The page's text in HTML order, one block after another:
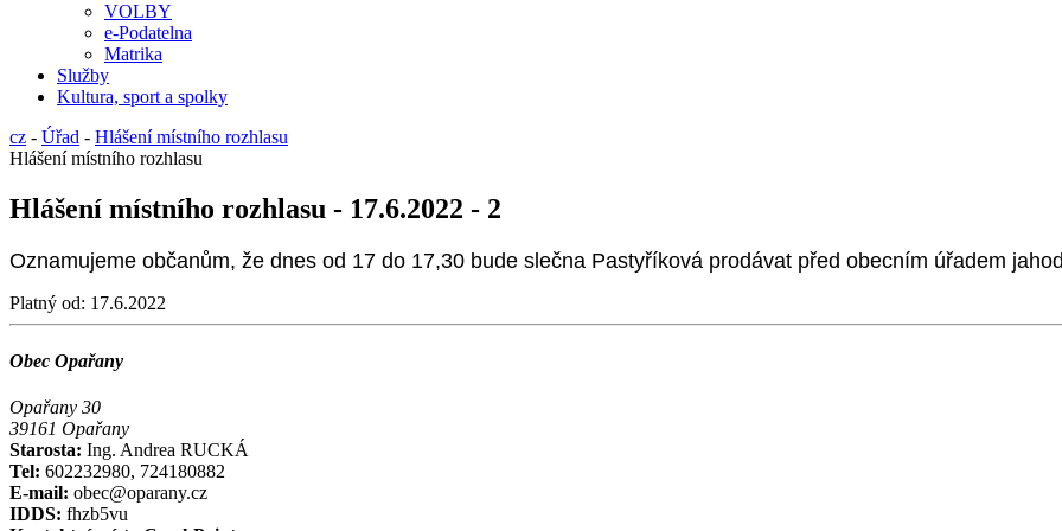
VOLBY
e-Podatelna
Matrika
Služby
Kultura, sport a spolky
cz - Úřad - Hlášení místního rozhlasu
Hlášení místního rozhlasu
Hlášení místního rozhlasu - 17.6.2022 - 2
Oznamujeme občanům, že dnes od 17 do 17,30 bude slečna Pastyříková prodávat před obecním úřadem
Platný od: 17.6.2022
Obec Opařany
Opařany 30
39161 Opařany
Starosta: Ing. Andrea RUCKÁ
Tel: 602232980, 724180882
E-mail: obec@oparany.cz
IDDS: fhzb5vu